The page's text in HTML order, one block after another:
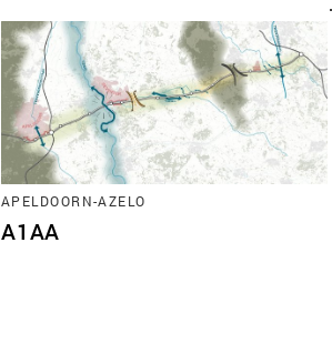
APELDOORN-AZELO
A1AA